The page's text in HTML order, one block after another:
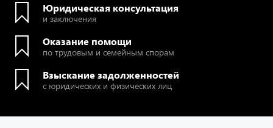
Юридическая консультация
и заключения
Оказание помощи
по трудовым и семейным спорам
Взыскание задолженностей
с юридических и физических лиц